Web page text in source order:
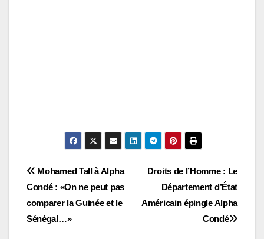
Navigation
de
l’article
Droits de l’Homme : Le
Département d’État
Américain épingle Alpha
Condé
Mohamed Tall à Alpha
Condé : «On ne peut pas
comparer la Guinée et le
Sénégal…»